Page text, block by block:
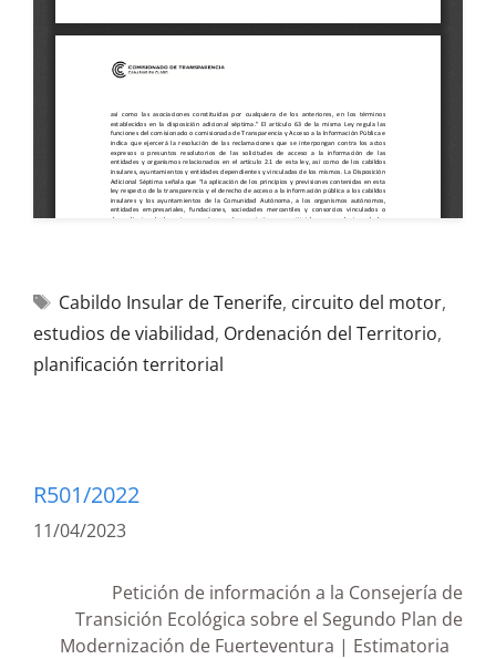
Cabildo Insular de Tenerife, circuito del motor,
estudios de viabilidad, Ordenación del Territorio,
planificación territorial
R501/2022
11/04/2023
Petición de información a la Consejería de
Transición Ecológica sobre el Segundo Plan de
Modernización de Fuerteventura | Estimatoria